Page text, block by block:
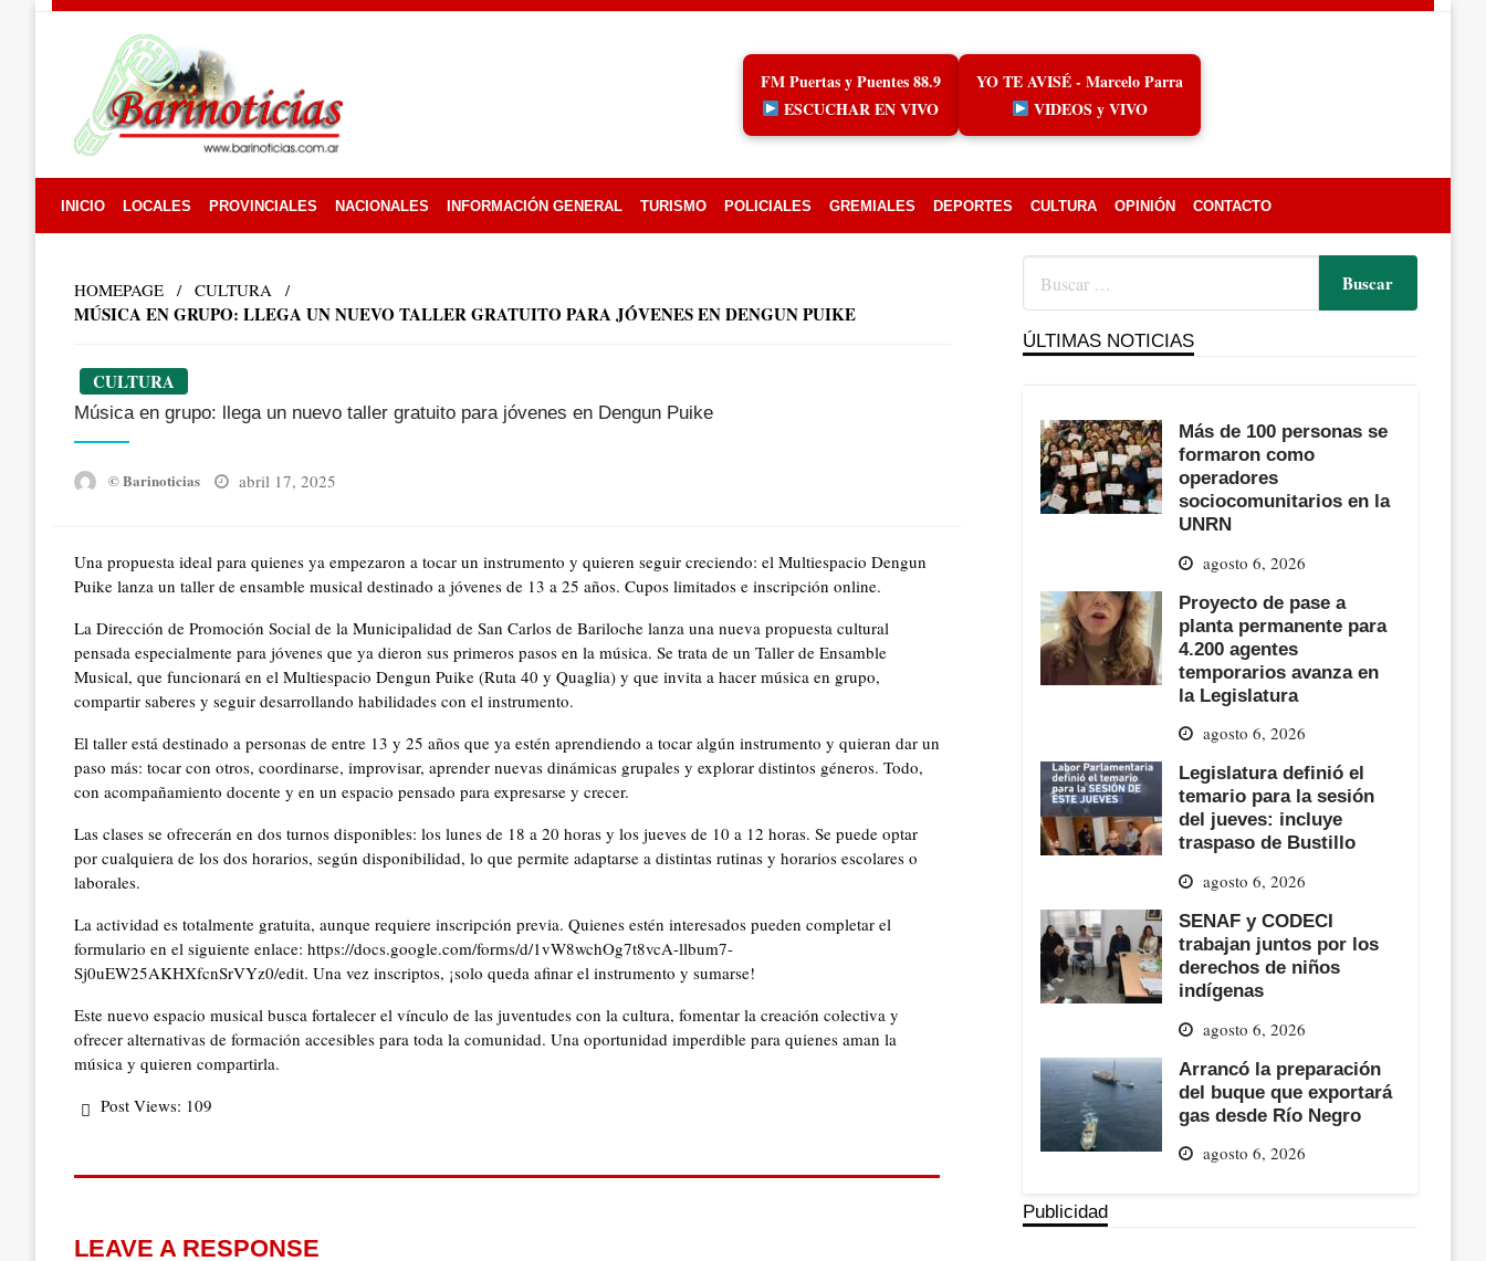
FM Puertas y Puentes 88.9
ESCUCHAR EN VIVO
YO TE AVISÉ - Marcelo Parra
VIDEOS y VIVO
INICIO LOCALES PROVINCIALES NACIONALES INFORMACIÓN GENERAL TURISMO POLICIALES GREMIALES DEPORTES CULTURA OPINIÓN CONTACTO
HOMEPAGE CULTURA
MÚSICA EN GRUPO: LLEGA UN NUEVO TALLER GRATUITO PARA JÓVENES EN DENGUN PUIKE
CULTURA
Música en grupo: llega un nuevo taller gratuito para jóvenes en Dengun Puike
© Barinoticias
Posted
abril 17, 2025
Una propuesta ideal para quienes ya empezaron a tocar un instrumento y quieren seguir creciendo: el Multiespacio Dengun
Puike lanza un taller de ensamble musical destinado a jóvenes de 13 a 25 años. Cupos limitados e inscripción online.
La Dirección de Promoción Social de la Municipalidad de San Carlos de Bariloche lanza una nueva propuesta cultural
pensada especialmente para jóvenes que ya dieron sus primeros pasos en la música. Se trata de un Taller de Ensamble
Musical, que funcionará en el Multiespacio Dengun Puike (Ruta 40 y Quaglia) y que invita a hacer música en grupo,
compartir saberes y seguir desarrollando habilidades con el instrumento.
El taller está destinado a personas de entre 13 y 25 años que ya estén aprendiendo a tocar algún instrumento y quieran dar un
paso más: tocar con otros, coordinarse, improvisar, aprender nuevas dinámicas grupales y explorar distintos géneros. Todo,
con acompañamiento docente y en un espacio pensado para expresarse y crecer.
Las clases se ofrecerán en dos turnos disponibles: los lunes de 18 a 20 horas y los jueves de 10 a 12 horas. Se puede optar
por cualquiera de los dos horarios, según disponibilidad, lo que permite adaptarse a distintas rutinas y horarios escolares o
laborales.
La actividad es totalmente gratuita, aunque requiere inscripción previa. Quienes estén interesados pueden completar el
formulario en el siguiente enlace: https://docs.google.com/forms/d/1vW8wchOg7t8vcA-llbum7-
Sj0uEW25AKHXfcnSrVYz0/edit. Una vez inscriptos, ¡solo queda afinar el instrumento y sumarse!
Este nuevo espacio musical busca fortalecer el vínculo de las juventudes con la cultura, fomentar la creación colectiva y
ofrecer alternativas de formación accesibles para toda la comunidad. Una oportunidad imperdible para quienes aman la
música y quieren compartirla.
Post Views: 109
LEAVE A RESPONSE
ÚLTIMAS NOTICIAS
Más de 100 personas se
formaron como
operadores
sociocomunitarios en la
UNRN
agosto 6, 2026
Proyecto de pase a
planta permanente para
4.200 agentes
temporarios avanza en
la Legislatura
agosto 6, 2026
Legislatura definió el
temario para la sesión
del jueves: incluye
traspaso de Bustillo
agosto 6, 2026
SENAF y CODECI
trabajan juntos por los
derechos de niños
indígenas
agosto 6, 2026
Arrancó la preparación
del buque que exportará
gas desde Río Negro
agosto 6, 2026
Publicidad